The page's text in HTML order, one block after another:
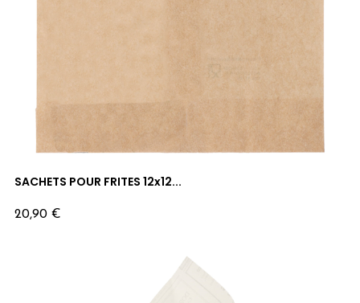
SACHETS POUR FRITES 12x12...
Prix
20,90 €